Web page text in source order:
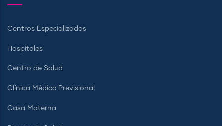
Centros Especializados
Hospitales
Centro de Salud
Clínica Médica Previsional
Casa Materna